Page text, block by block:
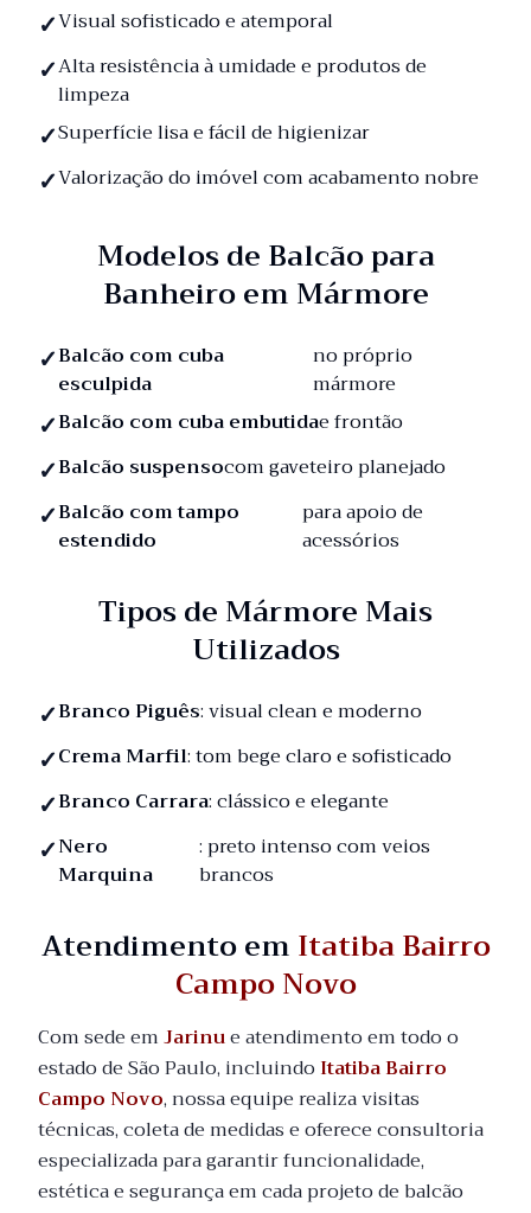
Visual sofisticado e atemporal
Alta resistência à umidade e produtos de
limpeza
Superfície lisa e fácil de higienizar
Valorização do imóvel com acabamento nobre
Modelos de Balcão para
Banheiro em Mármore
Balcão com cuba
esculpida
no próprio
mármore
Balcão com cuba embutidae frontão
Balcão suspensocom gaveteiro planejado
Balcão com tampo
estendido
para apoio de
acessórios
Tipos de Mármore Mais
Utilizados
Branco Piguês: visual clean e moderno
Crema Marfil: tom bege claro e sofisticado
Branco Carrara: clássico e elegante
Nero
Marquina
: preto intenso com veios
brancos
Atendimento emItatiba Bairro
Campo Novo
Com sede emJarinue atendimento em todo o
estado de São Paulo, incluindo Itatiba Bairro
Campo Novo, nossa equipe realiza visitas
técnicas, coleta de medidas e oferece consultoria
especializada para garantir funcionalidade,
estética e segurança em cada projeto de balcão